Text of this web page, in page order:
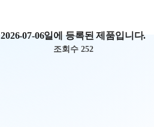
2026-07-06일에 등록된 제품입니다.
조회수 252